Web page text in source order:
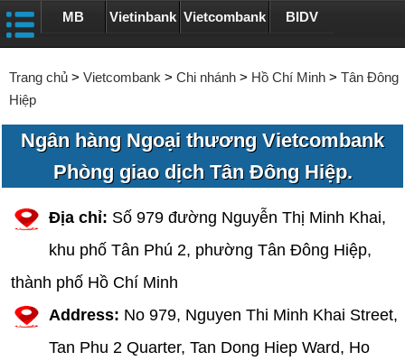
MB Vietinbank Vietcombank BIDV
Trang chủ > Vietcombank > Chi nhánh > Hồ Chí Minh > Tân Đông
Hiệp
Ngân hàng Ngoại thương Vietcombank
Phòng giao dịch Tân Đông Hiệp.
Địa chỉ: Số 979 đường Nguyễn Thị Minh Khai,
khu phố Tân Phú 2, phường Tân Đông Hiệp,
thành phố Hồ Chí Minh
Address: No 979, Nguyen Thi Minh Khai Street,
Tan Phu 2 Quarter, Tan Dong Hiep Ward, Ho